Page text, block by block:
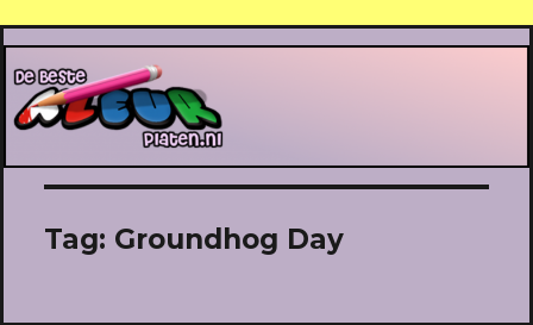
De Beste Kleurplaten
Tag: Groundhog Day